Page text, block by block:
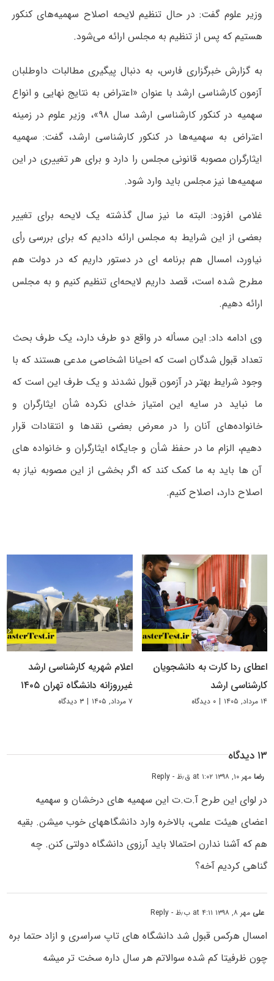
وزیر علوم گفت: در حال تنظیم لایحه اصلاح سهمیه‌های کنکور
هستیم که پس از تنظیم به مجلس ارائه می‌شود.
به گزارش خبرگزاری فارس، به دنبال پیگیری مطالبات داوطلبان
آزمون کارشناسی ارشد با عنوان «اعتراض به نتایج نهایی و انواع
سهمیه در کنکور کارشناسی ارشد سال ۹۸»، وزیر علوم در زمینه
اعتراض به سهمیه‌ها در کنکور کارشناسی ارشد، گفت: سهمیه
ایثارگران مصوبه قانونی مجلس را دارد و برای هر تغییری در این
سهمیه‌ها نیز مجلس باید وارد شود.
غلامی افزود: البته ما نیز سال گذشته یک لایحه برای تغییر
بعضی از این شرایط به مجلس ارائه دادیم که برای بررسی رأی
نیاورد، امسال هم برنامه ای در دستور داریم که در دولت هم
مطرح شده است، قصد داریم لایحه‌ای تنظیم کنیم و به مجلس
ارائه دهیم.
وی ادامه داد: این مسأله در واقع دو طرف دارد، یک طرف بحث
تعداد قبول شدگان است که احیانا اشخاصی مدعی هستند که با
وجود شرایط بهتر در آزمون قبول نشدند و یک طرف این است که
ما نباید در سایه این امتیاز خدای نکرده شأن ایثارگران و
خانواده‌های آنان را در معرض بعضی نقدها و انتقادات قرار
دهیم، الزام ما در حفظ شأن و جایگاه ایثارگران و خانواده های
آن ها باید به ما کمک کند که اگر بخشی از این مصوبه نیاز به
اصلاح دارد، اصلاح کنیم.
اعطای ردا کارت به دانشجویان
کارشناسی ارشد
۱۴ مرداد, ۱۴۰۵ | ۰ دیدگاه
اعلام شهریه کارشناسی ارشد
غیرروزانه دانشگاه تهران ۱۴۰۵
۷ مرداد, ۱۴۰۵ | ۳ دیدگاه
۱۳ دیدگاه
رضامهر ۱۰, ۱۳۹۸ at ۱:۰۲ ق٫ظ - Reply
در لوای این طرح آ.ت.ت این سهمیه های درخشان و سهمیه
اعضای هیئت علمی، بالاخره وارد دانشگاههای خوب میشن. بقیه
هم که آشنا ندارن احتمالا باید آرزوی دانشگاه دولتی کنن. چه
گناهی کردیم آخه؟
علی مهر ۸, ۱۳۹۸ at ۴:۱۱ ب٫ظ - Reply
امسال هرکس قبول شد دانشگاه های تاپ سراسری و ازاد حتما بره
چون ظرفیتا کم شده سوالاتم هر سال داره سخت تر میشه